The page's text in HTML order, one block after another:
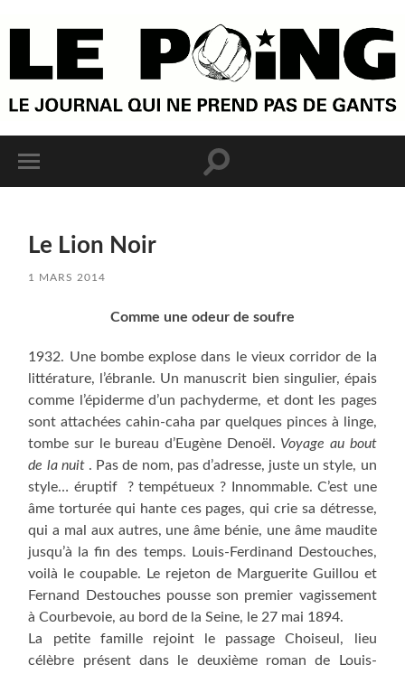
Le Lion Noir
1 MARS 2014
Comme une odeur de soufre
1932. Une bombe explose dans le vieux corridor de la
littérature, l’ébranle. Un manuscrit bien singulier, épais
comme l’épiderme d’un pachyderme, et dont les pages
sont attachées cahin-caha par quelques pinces à linge,
tombe sur le bureau d’Eugène Denoël. Voyage au bout
de la nuit. Pas de nom, pas d’adresse, juste un style, un
style… éruptif ? tempétueux ? Innommable. C’est une
âme torturée qui hante ces pages, qui crie sa détresse,
qui a mal aux autres, une âme bénie, une âme maudite
jusqu’à la fin des temps. Louis-Ferdinand Destouches,
voilà le coupable. Le rejeton de Marguerite Guillou et
Fernand Destouches pousse son premier vagissement
à Courbevoie, au bord de la Seine, le 27 mai 1894.
La petite famille rejoint le passage Choiseul, lieu
célèbre présent dans le deuxième roman de Louis-